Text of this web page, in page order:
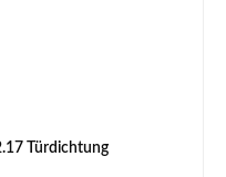
Türdichtung